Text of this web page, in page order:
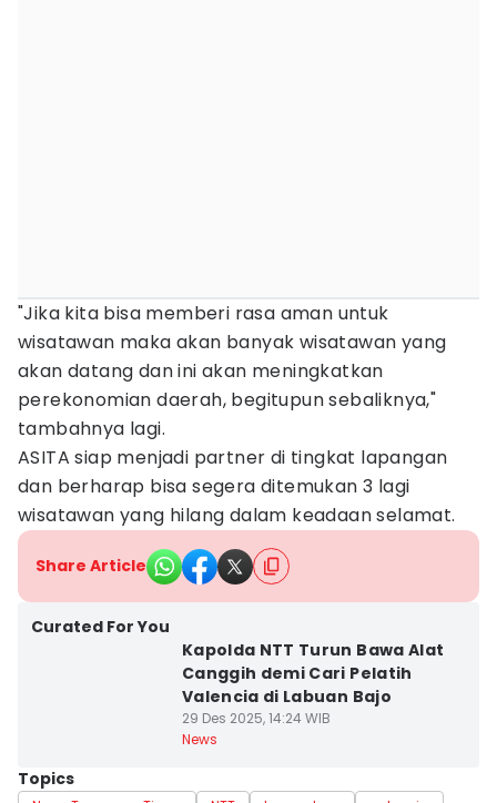
"Jika kita bisa memberi rasa aman untuk
wisatawan maka akan banyak wisatawan yang
akan datang dan ini akan meningkatkan
perekonomian daerah, begitupun sebaliknya,"
tambahnya lagi.
ASITA siap menjadi partner di tingkat lapangan
dan berharap bisa segera ditemukan 3 lagi
wisatawan yang hilang dalam keadaan selamat.
Share Article
Curated For You
Kapolda NTT Turun Bawa Alat
Canggih demi Cari Pelatih
Valencia di Labuan Bajo
29 Des 2025, 14:24 WIB
News
Topics